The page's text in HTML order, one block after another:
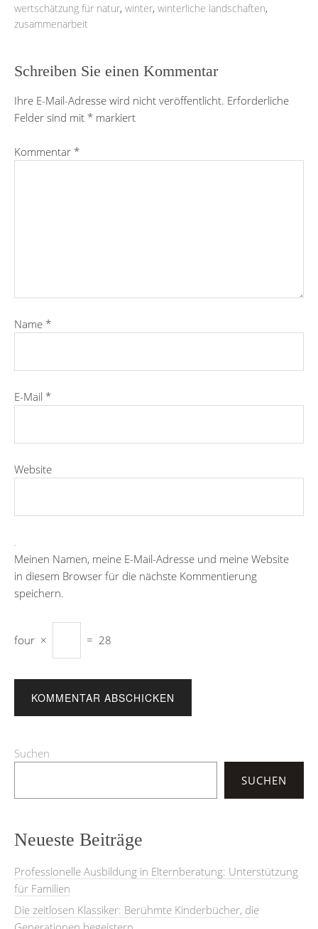
wertschätzung für natur, winter, winterliche landschaften,
zusammenarbeit
Schreiben Sie einen Kommentar
Ihre E-Mail-Adresse wird nicht veröffentlicht. Erforderliche
Felder sind mit * markiert
Kommentar *
Name *
E-Mail *
Website
Meinen Namen, meine E-Mail-Adresse und meine Website
in diesem Browser für die nächste Kommentierung
speichern.
four × = 28
Suchen
SUCHEN
Neueste Beiträge
Professionelle Ausbildung in Elternberatung: Unterstützung
für Familien
Die zeitlosen Klassiker: Berühmte Kinderbücher, die